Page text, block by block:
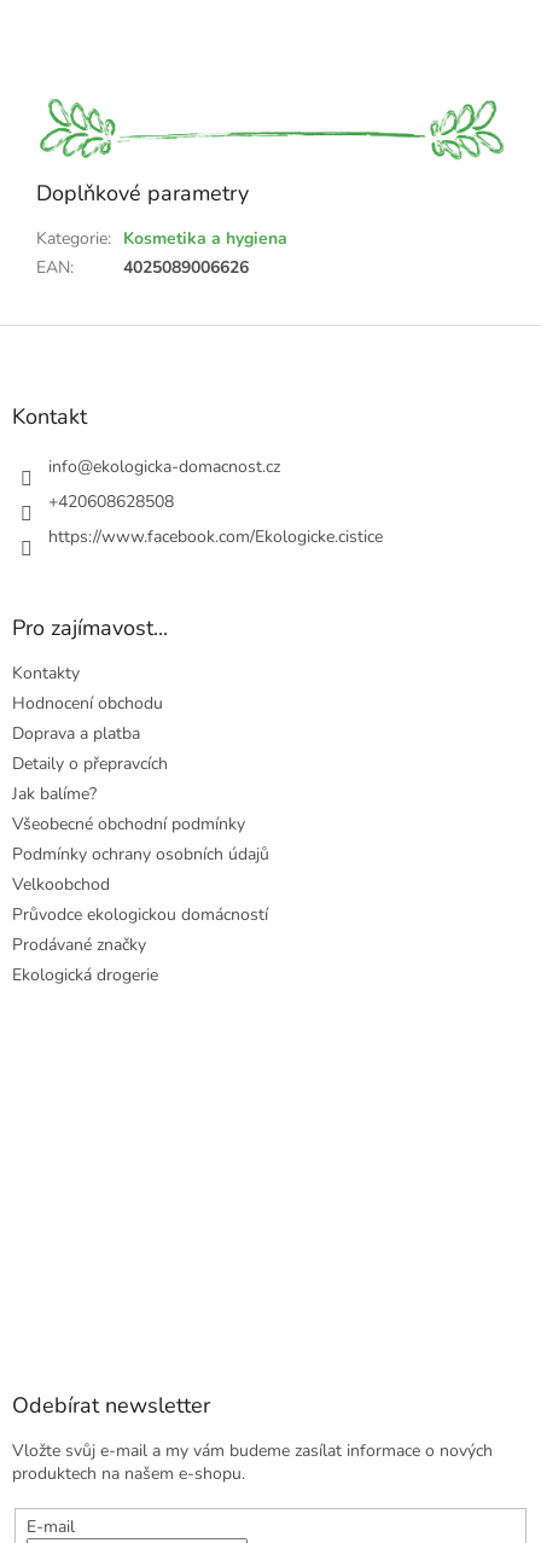
Doplňkové parametry
Kategorie: Kosmetika a hygiena
EAN: 4025089006626
Z
Kontakt
info@ekologicka-domacnost.cz
+420608628508
https://www.facebook.com/Ekologicke.cistice
Pro zajímavost...
Kontakty
Hodnocení obchodu
Doprava a platba
Detaily o přepravcích
Jak balíme?
Všeobecné obchodní podmínky
Podmínky ochrany osobních údajů
Velkoobchod
Průvodce ekologickou domácností
Prodávané značky
Ekologická drogerie
Odebírat newsletter
Vložte svůj e-mail a my vám budeme zasílat informace o nových
produktech na našem e-shopu.
E-mail